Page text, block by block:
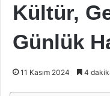
Kültür,
Günlük
11 Kasım 2024 4